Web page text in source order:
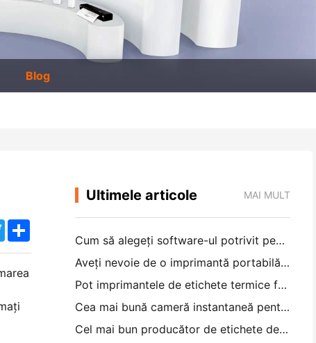
Blog
TwitterShare
Ultimele articole MAI MULT
Cum să alegeți software-ul potrivit pentru restaurantul dvs. mic sau mediu
Aveți nevoie de o imprimantă portabilă A4 pentru facturile de depozit? Ce funcționează de fapt
Pot imprimantele de etichete termice face etichete impermeabile pentru produsele de afaceri mici?
Cea mai bună cameră instantaneă pentru începătorii care nu vor să irosească hârtia
Cel mai bun producător de etichete de culoare pentru jurnal și scrapbooking: adăugați mai multe culori la fiecare pagină